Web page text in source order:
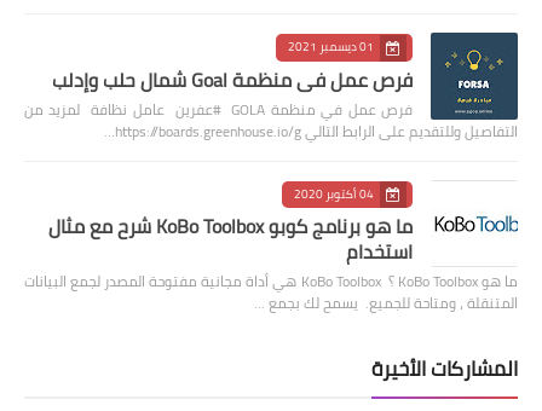
01 ديسمبر 2021
فرص عمل في منظمة Goal شمال حلب وإدلب
فرص عمل في منظمة GOLA #عفرين عامل نظافة لمزيد من
التفاصيل وللتقديم على الرابط التالي https://boards.greenhouse.io/g…
04 أكتوبر 2020
ما هو برنامج كوبو KoBo Toolbox شرح مع مثال
استخدام
ما هو KoBo Toolbox ؟ KoBo Toolbox هي أداة مجانية مفتوحة المصدر لجمع البيانات
المتنقلة ، ومتاحة للجميع. يسمح لك بجمع …
المشاركات الأخيرة